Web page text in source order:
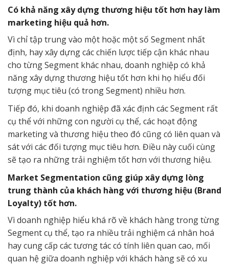
Có khả năng xây dựng thương hiệu tốt hơn hay làm
marketing hiệu quả hơn.
Vì chỉ tập trung vào một hoặc một số Segment nhất
định, hay xây dựng các chiến lược tiếp cận khác nhau
cho từng Segment khác nhau, doanh nghiệp có khả
năng xây dựng thương hiệu tốt hơn khi họ hiểu đối
tượng mục tiêu (có trong Segment) nhiều hơn.
Tiếp đó, khi doanh nghiệp đã xác định các Segment rất
cụ thể với những con người cụ thể, các hoạt động
marketing và thương hiệu theo đó cũng có liên quan và
sát với các đối tượng mục tiêu hơn. Điều này cuối cùng
sẽ tạo ra những trải nghiệm tốt hơn với thương hiệu.
Market Segmentation cũng giúp xây dựng lòng
trung thành của khách hàng với thương hiệu (Brand
Loyalty) tốt hơn.
Vì doanh nghiệp hiểu khá rõ về khách hàng trong từng
Segment cụ thể, tạo ra nhiều trải nghiệm cá nhân hoá
hay cung cấp các tương tác có tính liên quan cao, mối
quan hệ giữa doanh nghiệp với khách hàng sẽ có xu